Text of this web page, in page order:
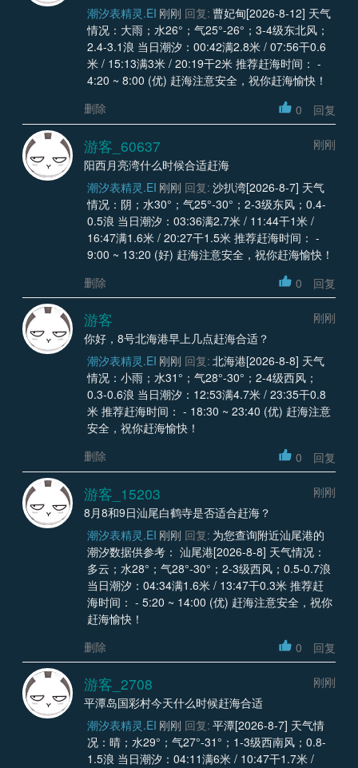
潮汐表精灵.EI 刚刚 回复: 曹妃甸[2026-8-12] 天气
情况：大雨；水26°；气25°-26°；3-4级东北风；
2.4-3.1浪 当日潮汐：00:42满2.8米 / 07:56干0.6
米 / 15:13满3米 / 20:19干2米 推荐赶海时间： -
4:20 ~ 8:00 (优) 赶海注意安全，祝你赶海愉快！
删除
0 回复
游客_60637
刚刚
阳西月亮湾什么时候合适赶海
潮汐表精灵.EI 刚刚 回复: 沙扒湾[2026-8-7] 天气
情况：阴；水30°；气25°-30°；2-3级东风；0.4-
0.5浪 当日潮汐：03:36满2.7米 / 11:44干1米 /
16:47满1.6米 / 20:27干1.5米 推荐赶海时间： -
9:00 ~ 13:20 (好) 赶海注意安全，祝你赶海愉快！
删除
0 回复
游客
刚刚
你好，8号北海港早上几点赶海合适？
潮汐表精灵.EI 刚刚 回复: 北海港[2026-8-8] 天气
情况：小雨；水31°；气28°-30°；2-4级西风；
0.3-0.6浪 当日潮汐：12:53满4.7米 / 23:35干0.8
米 推荐赶海时间： - 18:30 ~ 23:40 (优) 赶海注意
安全，祝你赶海愉快！
删除
0 回复
游客_15203
刚刚
8月8和9日汕尾白鹤寺是否适合赶海？
潮汐表精灵.EI 刚刚 回复: 为您查询附近汕尾港的
潮汐数据供参考： 汕尾港[2026-8-8] 天气情况：
多云；水28°；气28°-30°；2-3级西风；0.5-0.7浪
当日潮汐：04:34满1.6米 / 13:47干0.3米 推荐赶
海时间： - 5:20 ~ 14:00 (优) 赶海注意安全，祝你
赶海愉快！
删除
0 回复
游客_2708
刚刚
平潭岛国彩村今天什么时候赶海合适
潮汐表精灵.EI 刚刚 回复: 平潭[2026-8-7] 天气情
况：晴；水29°；气27°-31°；1-3级西南风；0.8-
1.5浪 当日潮汐：04:11满6米 / 10:47干1.7米 /